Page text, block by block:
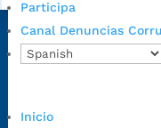
Participa
Canal Denuncias
Inicio
Dirección Fase I:Calle 35
Colombia.
Colombia